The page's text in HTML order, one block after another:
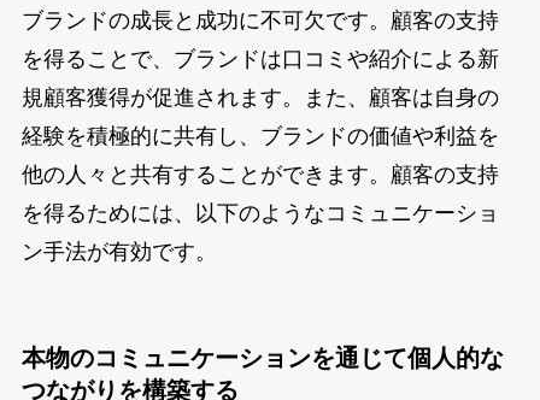
ブランドの成長と成功に不可欠です。顧客の支持
を得ることで、ブランドは口コミや紹介による新
規顧客獲得が促進されます。また、顧客は自身の
経験を積極的に共有し、ブランドの価値や利益を
他の人々と共有することができます。顧客の支持
を得るためには、以下のようなコミュニケーショ
ン手法が有効です。
本物のコミュニケーションを通じて個人的な
つながりを構築する